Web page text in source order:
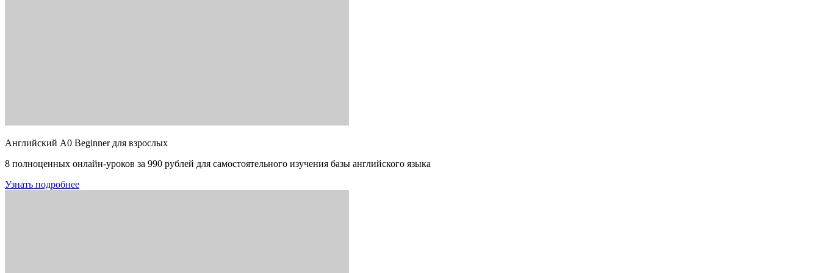
Английский A0 Beginner для взрослых
8 полноценных онлайн-уроков за 990 рублей для самостоятельного изучения базы английского языка
Узнать подробнее